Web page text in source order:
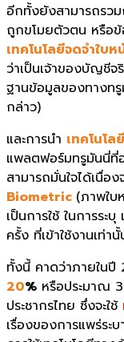
อีกทั้งยังสามารถรวม
ถูกขโมยตัวตน หรือ
เทคโนโลยีจดจำใบห
ว่าเป็นเจ้าของบัญชีจ
ฐานข้อมูลของทางทรู
กล่าว)
และการนำ เทคโนโ
แพลตฟอร์มทรูมันนี่ที่
สามารถมั่นใจได้เนื่อ
Biometric (ภาพใบ
เป็นการใช้ ในการร
ครั้ง ที่เข้าใช้งานเท่านั้
ทั้งนี้ คาดว่าภายใน​ปี
20% หรือประมาณ
ประชากรไทย ซึ่งจะใช้
เรื่องของการแพร่ระ